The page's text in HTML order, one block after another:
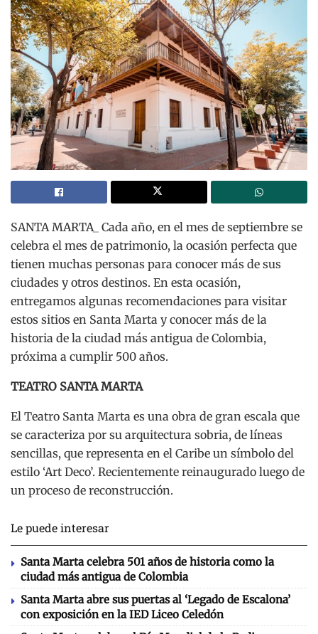
SANTA MARTA_ Cada año, en el mes de septiembre se
celebra el mes de patrimonio, la ocasión perfecta que
tienen muchas personas para conocer más de sus
ciudades y otros destinos. En esta ocasión,
entregamos algunas recomendaciones para visitar
estos sitios en Santa Marta y conocer más de la
historia de la ciudad más antigua de Colombia,
próxima a cumplir 500 años.
TEATRO SANTA MARTA
El Teatro Santa Marta es una obra de gran escala que
se caracteriza por su arquitectura sobria, de líneas
sencillas, que representa en el Caribe un símbolo del
estilo ‘Art Deco’. Recientemente reinaugurado luego de
un proceso de reconstrucción.
Le puede interesar
Santa Marta celebra 501 años de historia como la
ciudad más antigua de Colombia
Santa Marta abre sus puertas al ‘Legado de Escalona’
con exposición en la IED Liceo Celedón